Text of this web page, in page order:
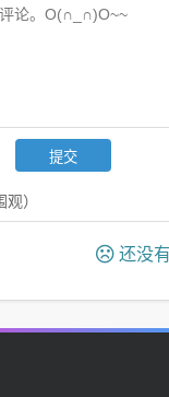
观）
还没